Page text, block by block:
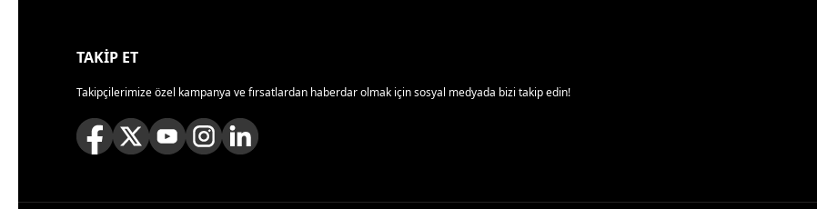
TAKİP ET
Takipçilerimize özel kampanya ve fırsatlardan haberdar olmak için sosyal medyada bizi takip edin!